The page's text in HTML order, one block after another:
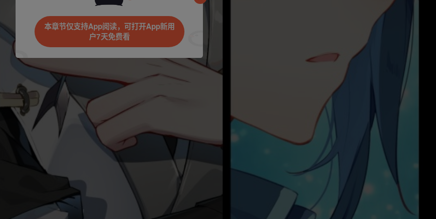
本章节仅支持App阅读，可打开App新用
户7天免费看
是否前往腾漫App继续阅读
立即前往